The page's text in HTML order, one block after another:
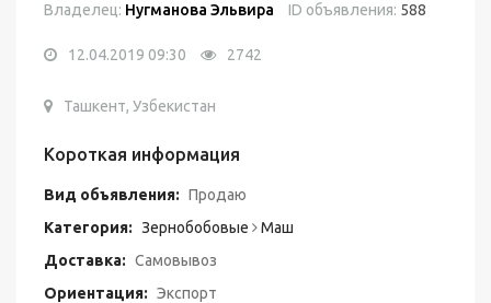
Владелец: Нугманова Эльвира ID объявления: 588
12.04.2019 09:30 2742
Ташкент, Узбекистан
Короткая информация
Вид объявления: Продаю
Категория: Зернобобовые
Маш
Доставка: Самовывоз
Ориентация: Экспорт